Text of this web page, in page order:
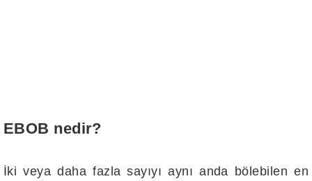
EBOB nedir?
İki veya daha fazla sayıyı aynı anda bölebilen en